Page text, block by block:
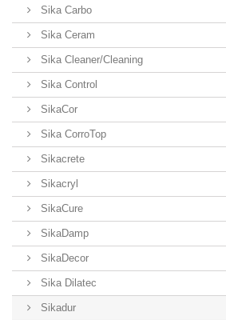
Sika Carbo
Sika Ceram
Sika Cleaner/Cleaning
Sika Control
SikaCor
Sika CorroTop
Sikacrete
Sikacryl
SikaCure
SikaDamp
SikaDecor
Sika Dilatec
Sikadur